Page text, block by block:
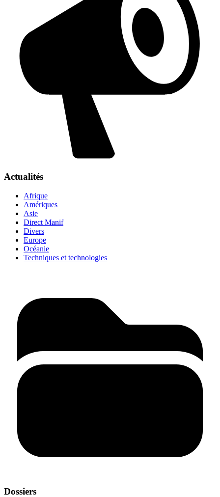
Actualités
Afrique
Amériques
Asie
Direct Manif
Divers
Europe
Océanie
Techniques et technologies
Dossiers